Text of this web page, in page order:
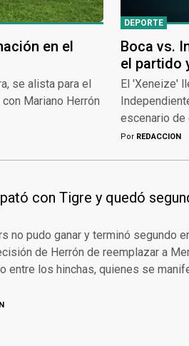
en el
se alista para el
Mariano Herrón
DEPORTE
Boca vs.
el partido
El 'Xeneize'
escenario de
Por REDACCION
con Tigre y quedó
no pudo ganar y terminó segundo
de Herrón de reemplazar a
entre los hinchas, quienes se